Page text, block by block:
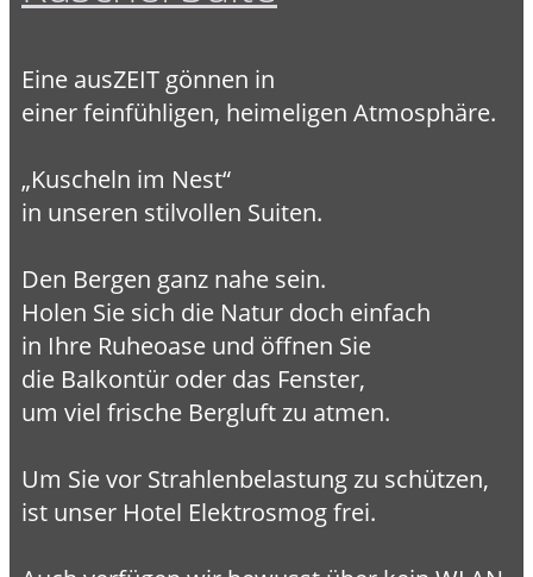
Eine ausZEIT gönnen in
einer feinfühligen, heimeligen Atmosphäre.
„Kuscheln im Nest“
in unseren stilvollen Suiten.
Den Bergen ganz nahe sein.
Holen Sie sich die Natur doch einfach
in Ihre Ruheoase und öffnen Sie
die Balkontür oder das Fenster,
um viel frische Bergluft zu atmen.
Um Sie vor Strahlenbelastung zu schützen,
ist unser Hotel Elektrosmog frei.